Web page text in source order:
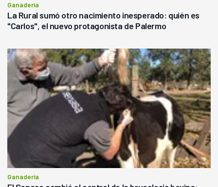
Ganadería
La Rural sumó otro nacimiento inesperado: quién es
"Carlos", el nuevo protagonista de Palermo
Ganadería